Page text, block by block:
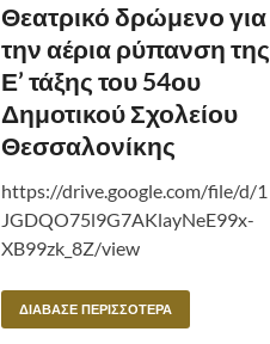
Θεατρικό δρώμενο για
την αέρια ρύπανση της
Ε’ τάξης του 54ου
Δημοτικού Σχολείου
Θεσσαλονίκης
https://drive.google.com/file/d/1
JGDQO75l9G7AKlayNeE99x-
XB99zk_8Z/view
ΔΙΆΒΑΣΕ ΠΕΡΙΣΣΌΤΕΡΑ